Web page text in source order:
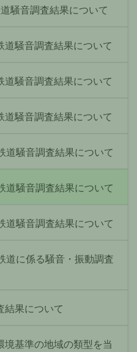
騒音調査結果について
道騒音調査結果について
道騒音調査結果について
道騒音調査結果について
道騒音調査結果について
道騒音調査結果について
道騒音調査結果について
道に係る騒音・振動調査
結果について
境基準の地域の類型を当